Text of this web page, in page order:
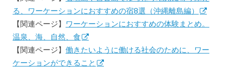
る、ワーケーションにおすすめの宿8選（沖縄離島編）
【関連ページ】
ワーケーションにおすすめの体験まとめ。
温泉、海、自然、食
【関連ページ】 働きたいように働ける社会のために、ワー
ケーションができること